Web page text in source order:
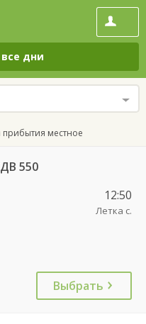
дни
местное
550
12:50
Летка с.
Выбрать